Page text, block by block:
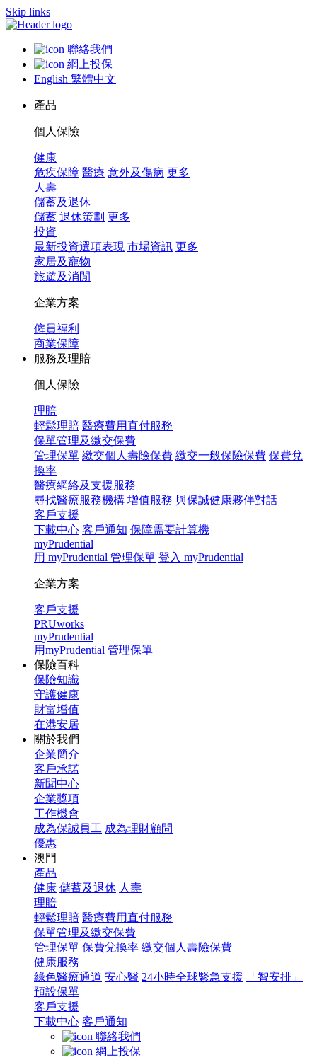
Skip links
聯絡我們
網上投保
English 繁體中文
產品
個人保險
健康
危疾保障 醫療 意外及傷病 更多
人壽
儲蓄及退休
儲蓄 退休策劃 更多
投資
最新投資選項表現 市場資訊 更多
家居及寵物
旅遊及消閒
企業方案
僱員福利
商業保障
服務及理賠
個人保險
理賠
輕鬆理賠 醫療費用直付服務
保單管理及繳交保費
管理保單 繳交個人壽險保費 繳交一般保險保費 保費兌
換率
醫療網絡及支援服務
尋找醫療服務機構 增值服務 與保誠健康夥伴對話
客戶支援
下載中心 客戶通知 保障需要計算機
myPrudential
用 myPrudential 管理保單 登入 myPrudential
企業方案
客戶支援
PRUworks
myPrudential
用myPrudential 管理保單
保險百科
保險知識
守護健康
財富增值
在港安居
關於我們
企業簡介
客戶承諾
新聞中心
企業獎項
工作機會
成為保誠員工 成為理財顧問
優惠
澳門
產品
健康 儲蓄及退休 人壽
理賠
輕鬆理賠 醫療費用直付服務
保單管理及繳交保費
管理保單 保費兌換率 繳交個人壽險保費
健康服務
綠色醫療通道 安心醫 24小時全球緊急支援
「智安排」
預設保單
客戶支援
下載中心 客戶通知
聯絡我們
網上投保